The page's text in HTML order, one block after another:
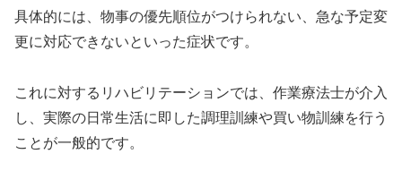
具体的には、物事の優先順位がつけられない、急な予定変
更に対応できないといった症状です。
これに対するリハビリテーションでは、作業療法士が介入
し、実際の日常生活に即した調理訓練や買い物訓練を行う
ことが一般的です。